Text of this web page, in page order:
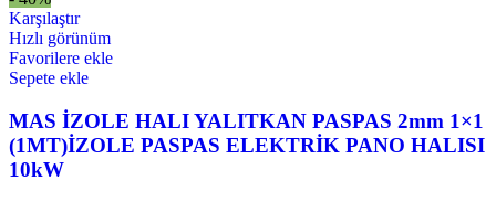
Karşılaştır
Hızlı görünüm
Favorilere ekle
Sepete ekle
MAS İZOLE HALI YALITKAN PASPAS 2mm 1×1
(1MT)İZOLE PASPAS ELEKTRİK PANO HALISI
10kW